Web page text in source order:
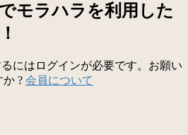
モラハラを利用した
にはログインが必要です。お願い
か ? 会員について